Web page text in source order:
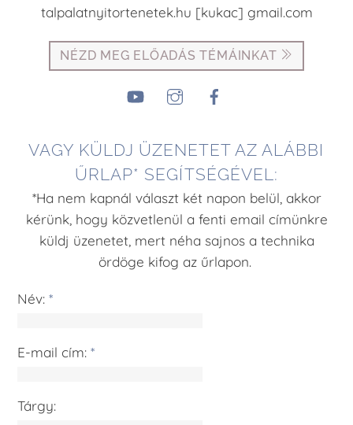
talpalatnyitortenetek.hu [kukac] gmail.com
NÉZD MEG ELŐADÁS TÉMÁINKAT
YouTube Instagram
VAGY KÜLDJ ÜZENETET AZ ALÁBBI
ŰRLAP* SEGÍTSÉGÉVEL:
*Ha nem kapnál választ két napon belül, akkor
kérünk, hogy közvetlenül a fenti email címünkre
küldj üzenetet, mert néha sajnos a technika
ördöge kifog az űrlapon.
Név:*
E-mail cím:*
Tárgy: